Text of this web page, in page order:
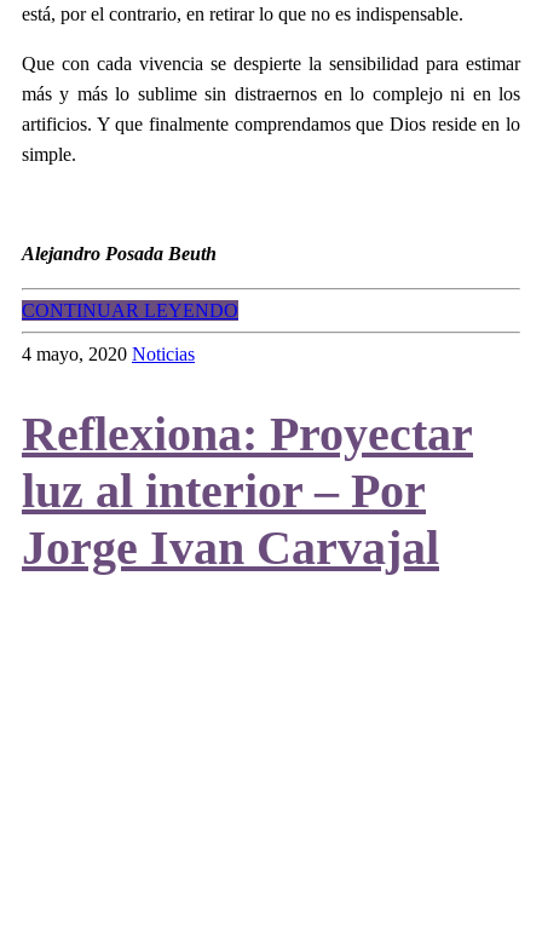
está, por el contrario, en retirar lo que no es indispensable.
Que con cada vivencia se despierte la sensibilidad para estimar
más y más lo sublime sin distraernos en lo complejo ni en los
artificios. Y que finalmente comprendamos que Dios reside en lo
simple.
Alejandro Posada Beuth
CONTINUAR LEYENDO
4 mayo, 2020 Noticias
Reflexiona: Proyectar
luz al interior – Por
Jorge Ivan Carvajal